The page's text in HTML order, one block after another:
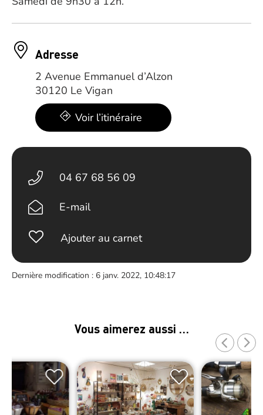
Adresse
2 Avenue Emmanuel d’Alzon
30120 Le Vigan
Voir l’itinéraire
04 67 68 56 09
E-mail
Ajouter au carnet
Dernière modification : 6 janv. 2022, 10:48:17
Vous aimerez aussi …